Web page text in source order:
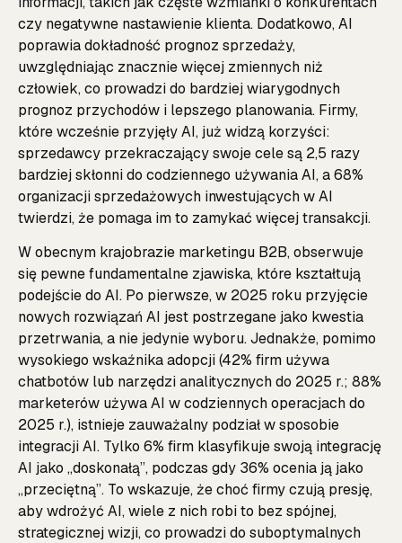
czy negatywne nastawienie klienta. Dodatkowo, AI
poprawia dokładność prognoz sprzedaży,
uwzględniając znacznie więcej zmiennych niż
człowiek, co prowadzi do bardziej wiarygodnych
prognoz przychodów i lepszego planowania. Firmy,
które wcześnie przyjęły AI, już widzą korzyści:
sprzedawcy przekraczający swoje cele są 2,5 razy
bardziej skłonni do codziennego używania AI, a 68%
organizacji sprzedażowych inwestujących w AI
twierdzi, że pomaga im to zamykać więcej transakcji.
W obecnym krajobrazie marketingu B2B, obserwuje
się pewne fundamentalne zjawiska, które kształtują
podejście do AI. Po pierwsze, w 2025 roku przyjęcie
nowych rozwiązań AI jest postrzegane jako kwestia
przetrwania, a nie jedynie wyboru. Jednakże, pomimo
wysokiego wskaźnika adopcji (42% firm używa
chatbotów lub narzędzi analitycznych do 2025 r.; 88%
marketerów używa AI w codziennych operacjach do
2025 r.), istnieje zauważalny podział w sposobie
integracji AI. Tylko 6% firm klasyfikuje swoją integrację
AI jako „doskonałą”, podczas gdy 36% ocenia ją jako
„przeciętną”. To wskazuje, że choć firmy czują presję,
aby wdrożyć AI, wiele z nich robi to bez spójnej,
strategicznej wizji, co prowadzi do suboptymalnych